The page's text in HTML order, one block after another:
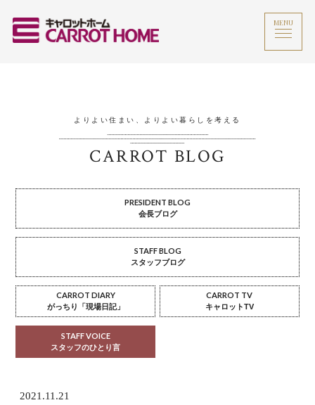
MENU
よりよい住まい、よりよい暮らしを考える
CARROT BLOG
PRESIDENT BLOG
会長ブログ
STAFF BLOG
スタッフブログ
CARROT DIARY
がっちり「現場日記」
CARROT TV
キャロットTV
STAFF VOICE
スタッフのひとり言
2021.11.21